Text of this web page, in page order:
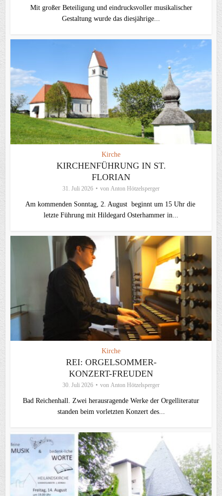
Mit großer Beteiligung und eindrucksvoller musikalischer
Gestaltung wurde das diesjährige...
Kirche
KIRCHENFÜHRUNG IN ST.
FLORIAN
31. Juli 2026 von Anton Hötzelsperger
Am kommenden Sonntag, 2. August beginnt um 15 Uhr die
letzte Führung mit Hildegard Osterhammer in...
Kirche
REI: ORGELSOMMER-
KONZERT-FREUDEN
30. Juli 2026 von Anton Hötzelsperger
Bad Reichenhall. Zwei herausragende Werke der Orgelliteratur
standen beim vorletzten Konzert des...